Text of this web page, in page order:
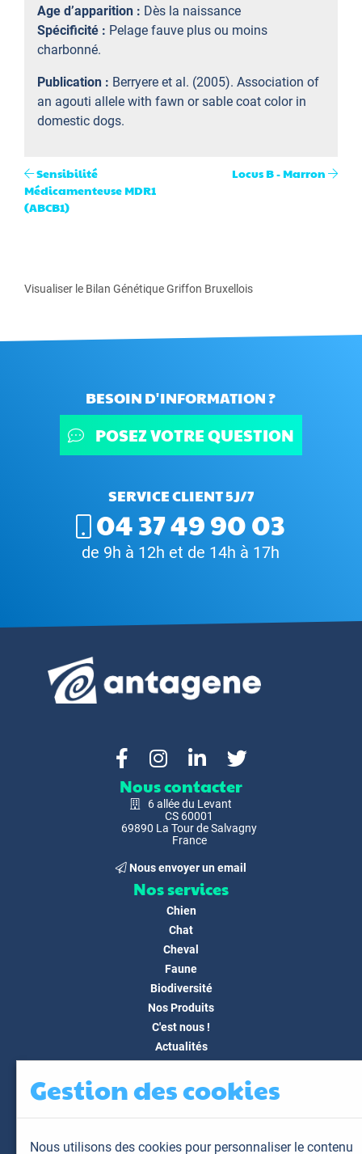
Age d’apparition : Dès la naissance
Spécificité : Pelage fauve plus ou moins
charbonné.
Publication : Berryere et al. (2005). Association of
an agouti allele with fawn or sable coat color in
domestic dogs.
Sensibilité
Médicamenteuse MDR1
(ABCB1)
Locus B - Marron
Visualiser le Bilan Génétique Griffon Bruxellois
BESOIN D'INFORMATION ?
POSEZ VOTRE QUESTION
SERVICE CLIENT 5J/7
04 37 49 90 03
de 9h à 12h et de 14h à 17h
Nous contacter
6 allée du Levant
CS 60001
69890 La Tour de Salvagny
France
Nous envoyer un email
Nos services
Chien
Chat
Cheval
Faune
Biodiversité
Nos Produits
C'est nous !
Actualités
FAQ
Mon espace
Gestion des cookies
Nous utilisons des cookies pour personnaliser le contenu